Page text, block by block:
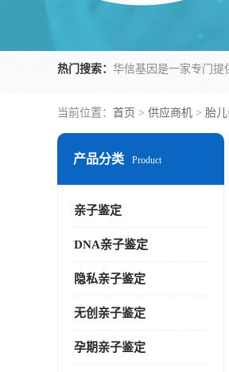
热门搜索：
当前位置： 首页 > 供应商机 > 胎
产品分类 Product
亲子鉴定
DNA亲子鉴定
隐私亲子鉴定
无创亲子鉴定
孕期亲子鉴定